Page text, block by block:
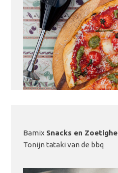
LEES MEER
Bamix Snacks en
Tonijn tataki van de bbq